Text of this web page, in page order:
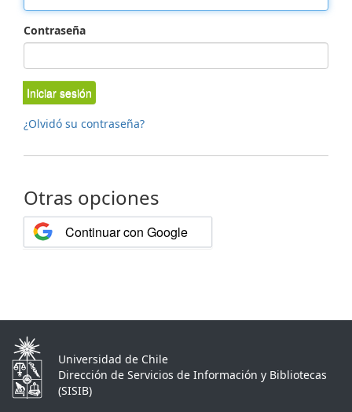
Contraseña
Iniciar sesión
¿Olvidó su contraseña?
Otras opciones
Continuar con Google
Universidad de Chile
Dirección de Servicios de Información y Bibliotecas
(SISIB)